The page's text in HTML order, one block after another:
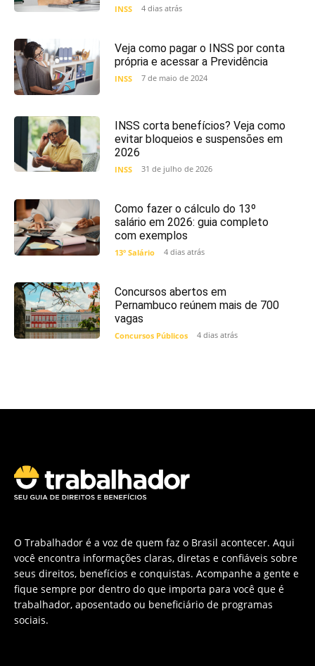
INSS 4 dias atrás
Veja como pagar o INSS por conta
própria e acessar a Previdência
INSS 7 de maio de 2024
INSS corta benefícios? Veja como
evitar bloqueios e suspensões em
2026
INSS 31 de julho de 2026
Como fazer o cálculo do 13º
salário em 2026: guia completo
com exemplos
13º Salário 4 dias atrás
Concursos abertos em
Pernambuco reúnem mais de 700
vagas
Concursos Públicos 4 dias atrás
O Trabalhador é a voz de quem faz o Brasil acontecer. Aqui
você encontra informações claras, diretas e confiáveis sobre
seus direitos, benefícios e conquistas. Acompanhe a gente e
fique sempre por dentro do que importa para você que é
trabalhador, aposentado ou beneficiário de programas
sociais.